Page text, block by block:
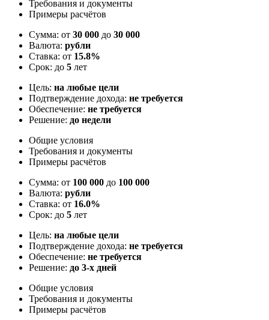
Требования и документы
Примеры расчётов
Сумма: от 30 000 до 30 000
Валюта: рубли
Ставка: от 15.8%
Срок: до 5 лет
Цель: на любые цели
Подтверждение дохода: не требуется
Обеспечение: не требуется
Решение: до недели
Общие условия
Требования и документы
Примеры расчётов
Сумма: от 100 000 до 100 000
Валюта: рубли
Ставка: от 16.0%
Срок: до 5 лет
Цель: на любые цели
Подтверждение дохода: не требуется
Обеспечение: не требуется
Решение: до 3-х дней
Общие условия
Требования и документы
Примеры расчётов